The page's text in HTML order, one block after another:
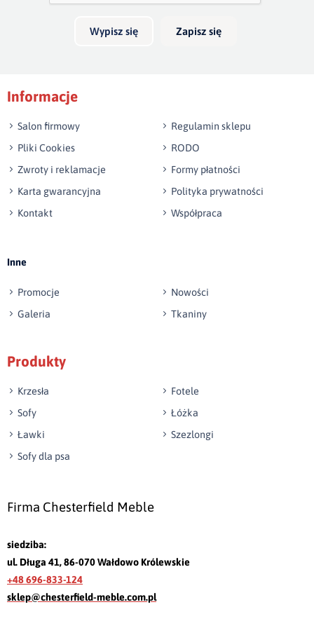
Wyślij opinię
Wypisz się Zapisz się
Informacje
Salon firmowy
Regulamin sklepu
Pliki Cookies
RODO
Zwroty i reklamacje
Formy płatności
Karta gwarancyjna
Polityka prywatności
Kontakt
Współpraca
Inne
Promocje
Nowości
Galeria
Tkaniny
Produkty
Krzesła
Fotele
Sofy
Łóżka
Ławki
Szezlongi
Sofy dla psa
Firma Chesterfield Meble
siedziba:
ul. Długa 41, 86-070 Wałdowo Królewskie
+48 696-833-124
sklep@chesterfield-meble.com.pl